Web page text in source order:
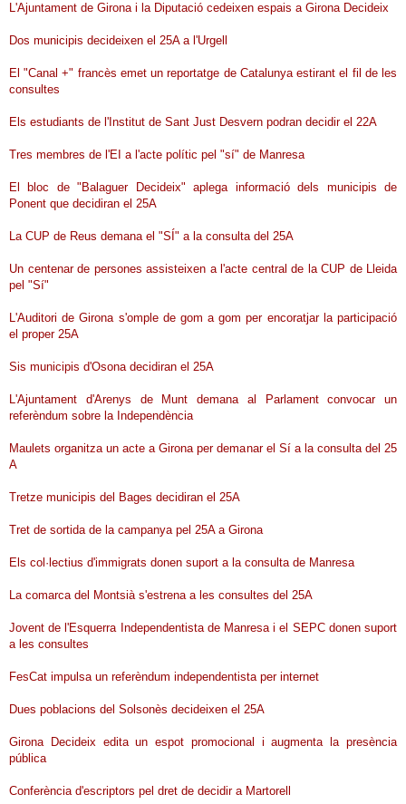
L'Ajuntament de Girona i la Diputació cedeixen espais a Girona Decideix
Dos municipis decideixen el 25A a l'Urgell
El "Canal +" francès emet un reportatge de Catalunya estirant el fil de les
consultes
Els estudiants de l'Institut de Sant Just Desvern podran decidir el 22A
Tres membres de l'EI a l'acte polític pel "sí" de Manresa
El bloc de "Balaguer Decideix" aplega informació dels municipis de
Ponent que decidiran el 25A
La CUP de Reus demana el "SÍ" a la consulta del 25A
Un centenar de persones assisteixen a l'acte central de la CUP de Lleida
pel "Sí"
L'Auditori de Girona s'omple de gom a gom per encoratjar la participació
el proper 25A
Sis municipis d'Osona decidiran el 25A
L'Ajuntament d'Arenys de Munt demana al Parlament convocar un
referèndum sobre la Independència
Maulets organitza un acte a Girona per demanar el Sí a la consulta del 25
A
Tretze municipis del Bages decidiran el 25A
Tret de sortida de la campanya pel 25A a Girona
Els col·lectius d'immigrats donen suport a la consulta de Manresa
La comarca del Montsià s'estrena a les consultes del 25A
Jovent de l'Esquerra Independentista de Manresa i el SEPC donen suport
a les consultes
FesCat impulsa un referèndum independentista per internet
Dues poblacions del Solsonès decideixen el 25A
Girona Decideix edita un espot promocional i augmenta la presència
pública
Conferència d'escriptors pel dret de decidir a Martorell